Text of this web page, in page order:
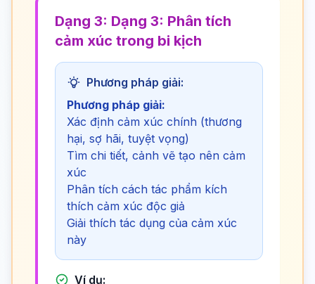
Dạng 3: Dạng 3: Phân tích
cảm xúc trong bi kịch
Phương pháp giải:
Phương pháp giải:
Xác định cảm xúc chính (thương
hại, sợ hãi, tuyệt vọng)
Tìm chi tiết, cảnh vẽ tạo nên cảm
xúc
Phân tích cách tác phẩm kích
thích cảm xúc độc giả
Giải thích tác dụng của cảm xúc
này
Ví dụ: